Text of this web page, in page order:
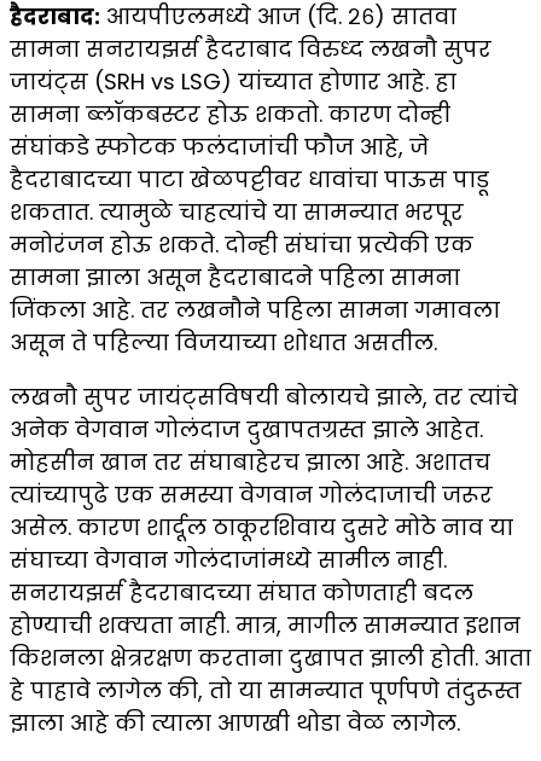
हैदराबाद: आयपीएलमध्ये आज (दि. २६) सातवा
सामना सनरायझर्स हैदराबाद विरुध्द लखनौ सुपर
जायंट्स (SRH vs LSG) यांच्यात होणार आहे. हा
सामना ब्लॉकबस्टर होऊ शकतो. कारण दोन्ही
संघांकडे स्फोटक फलंदाजांची फौज आहे, जे
हैदराबादच्या पाटा खेळपट्टीवर धावांचा पाऊस पाडू
शकतात. त्यामुळे चाहत्यांचे या सामन्यात भरपूर
मनोरंजन होऊ शकते. दोन्ही संघांचा प्रत्येकी एक
सामना झाला असून हैदराबादने पहिला सामना
जिंकला आहे. तर लखनौने पहिला सामना गमावला
असून ते पहिल्या विजयाच्या शोधात असतील.
लखनौ सुपर जायंट्सविषयी बोलायचे झाले, तर त्यांचे
अनेक वेगवान गोलंदाज दुखापतग्रस्त झाले आहेत.
मोहसीन खान तर संघाबाहेरच झाला आहे. अशातच
त्यांच्यापुढे एक समस्या वेगवान गोलंदाजाची जरूर
असेल. कारण शार्दूल ठाकूरशिवाय दुसरे मोठे नाव या
संघाच्या वेगवान गोलंदाजांमध्ये सामील नाही.
सनरायझर्स हैदराबादच्या संघात कोणताही बदल
होण्याची शक्यता नाही. मात्र, मागील सामन्यात इशान
किशनला क्षेत्ररक्षण करताना दुखापत झाली होती. आता
हे पाहावे लागेल की, तो या सामन्यात पूर्णपणे तंदुरूस्त
झाला आहे की त्याला आणखी थोडा वेळ लागेल.